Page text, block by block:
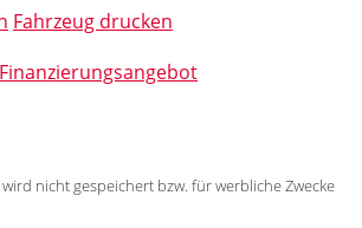
Fahrzeug drucken
Finanzierungsangebot
nicht gespeichert bzw. für werbliche Zwecke